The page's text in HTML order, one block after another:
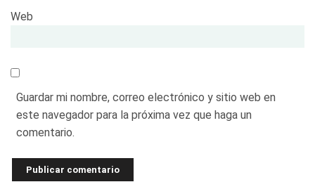
Web
Guardar mi nombre, correo electrónico y sitio web en
este navegador para la próxima vez que haga un
comentario.